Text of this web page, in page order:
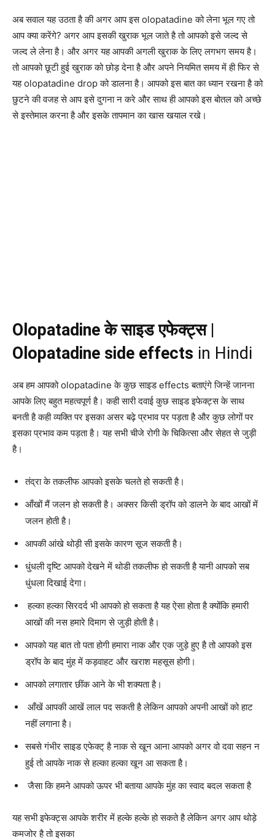
अब सवाल यह उठता है की अगर आप इस olopatadine को लेना भूल गए तो
आप क्या करेंगे? अगर आप इसकी खुराक भूल जाते है तो आपको इसे जल्द से
जल्द ले लेना है। और अगर यह आपकी अगली खुराक के लिए लगभग समय है।
तो आपको छूटी हुई खुराक को छोड़ देना है और अपने नियमित समय में ही फिर से
यह olopatadine drop को डालना है। आपको इस बात का ध्यान रखना है को
छुटने की वजह से आप इसे दुगना न करे और साथ ही आपको इस बोतल को अच्छे
से इस्तेमाल करना है और इसके तापमान का खास खयाल रखे।
Olopatadine के साइड एफेक्ट्स |
Olopatadine side effects in Hindi
अब हम आपको olopatadine के कुछ साइड effects बताएंगे जिन्हें जानना
आपके लिए बहुत महत्वपूर्ण है। कही सारी दवाई कुछ साइड इफेक्ट्स के साथ
बनती है कही व्यक्ति पर इसका असर बढ़े प्रभाव पर पड़ता है और कुछ लोगों पर
इसका प्रभाव कम पड़ता है। यह सभी चीजे रोगी के चिकित्सा और सेहत से जुड़ी
है।
तंद्रा के तकलीफ आपको इसके चलते हो सकती है।
आँखों मैं जलन हो सकती है। अक्सर किसी ड्रॉप को डालने के बाद आखों में
जलन होती है।
आपकी आंखे थोड़ी सी इसके कारण सूज सकती है।
धुंधली दृष्टि आपको देखने में थोडी तकलीफ हो सकती है यानी आपको सब
धुंधला दिखाई देगा।
हल्का हल्का सिरदर्द भी आपको हो सकता है यह ऐसा होता है क्योंकि हमारी
आखों की नस हमारे दिमाग से जुड़ी होती है।
आपको यह बात तो पता होगी हमारा नाक और एक जुड़े हुए है तो आपको इस
ड्रॉप के बाद मुंह में कड़वाहट और खराश महसूस होगी।
आपको लगातार छींक आने के भी शक्यता है।
आँखें आपकी आखें लाल पद सकती है लेकिन आपको अपनी आखों को हाट
नहीं लगाना है।
सबसे गंभीर साइड एफेक्ट् है नाक से खून आना आपको अगर वो दवा सहन न
हुई तो आपके नाक से हल्का हल्का खून आ सकता है।
जैसा कि हमने आपको ऊपर भी बताया आपके मुंह का स्वाद बदल सकता है
यह सभी इफेक्ट्स आपके शरीर में हल्के हल्के हो सकते है लेकिन अगर आप थोड़े
कमजोर है तो इसका